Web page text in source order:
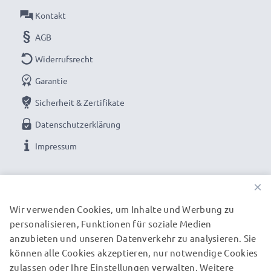
✔ Schnelles Laden - Schnellladefähig mit hoher
Ladegeschwindigkeit
✔ Langlebige Verarbeitung - Bruchsicheres, Flexibles
Stromkabel mit Knickschutz-Stecker
➢ Zum Laden muss Ihre Samsung Kamera USB ladbar
sein
➢ Zusätzlich wird ein USB Ladegerät / USB
Stromadapter benötigt (nicht enthalten)
Samsung Kamera Kabel: USB Kabel für Samsung S85
Marke:CELLONIC Camera USB Cables
Typ:
Ladekabel und Datenkabel (Data & Charging
Cable)
Kontakt
AGB
Widerrufsrecht
Garantie
Sicherheit & Zertifikate
Datenschutzerklärung
Impressum
UNSERE VERSANDPARTNER
×
Wir verwenden Cookies, um Inhalte und Werbung zu
personalisieren, Funktionen für soziale Medien
anzubieten und unseren Datenverkehr zu analysieren. Sie
können alle Cookies akzeptieren, nur notwendige Cookies
zulassen oder Ihre Einstellungen verwalten. Weitere